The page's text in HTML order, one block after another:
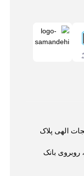
الهی پلاک
روبروی بانک